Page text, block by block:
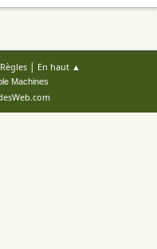
| En haut ▲
Machines